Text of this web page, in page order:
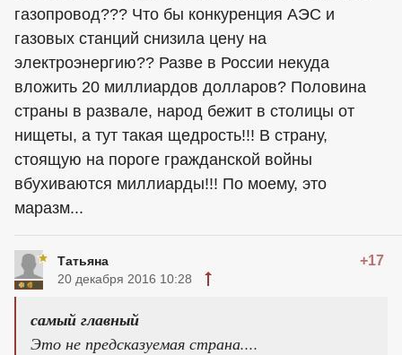
газопровод??? Что бы конкуренция АЭС и
газовых станций снизила цену на
электроэнергию?? Разве в России некуда
вложить 20 миллиардов долларов? Половина
страны в развале, народ бежит в столицы от
нищеты, а тут такая щедрость!!! В страну,
стоящую на пороге гражданской войны
вбухиваются миллиарды!!! По моему, это
маразм...
Татьяна +17
20 декабря 2016 10:28
самый главный
Это не предсказуемая страна....